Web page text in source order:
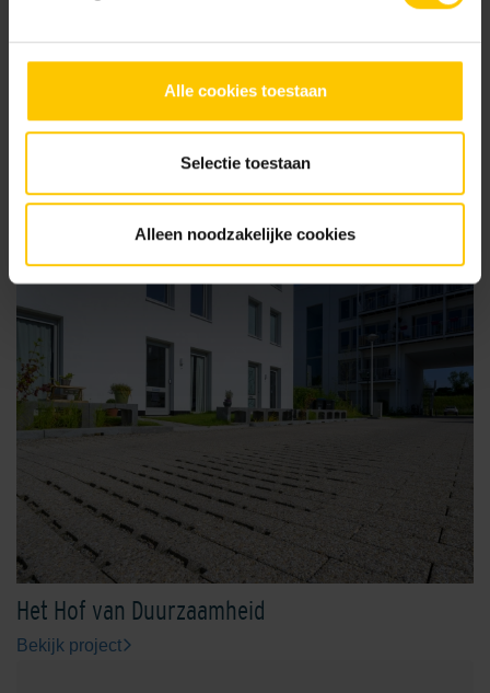
Alle cookies toestaan
Selectie toestaan
Alleen noodzakelijke cookies
Projecten slider
Samen creëren wij een mooie, comfortabele en duurzame
leefomgeving.
Het Hof van Duurzaamheid
Bekijk project